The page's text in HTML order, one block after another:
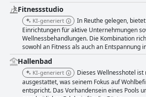
Fitnessstudio
KI-generiert
In Reuthe gelegen,
Einrichtungen für aktive Unternehmungen
Wellnessbehandlungen. Die Kombination
sowohl an Fitness als auch an Entspannung
Hallenbad
KI-generiert
Dieses Wellnesshotel
ausgestattet, was seinem Fokus auf
entspricht. Das Vorhandensein eines Pools